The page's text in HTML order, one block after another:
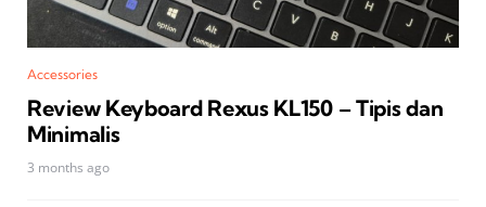
Accessories
Review Keyboard Rexus KL150 – Tipis dan
Minimalis
3 months ago